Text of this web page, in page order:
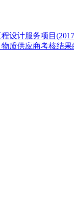
设计服务项目
质供应商考核结果